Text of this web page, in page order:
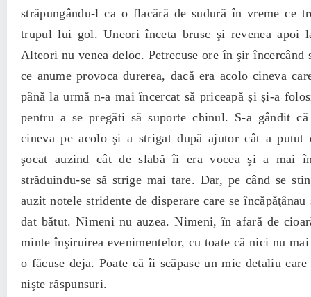
străpungându-l ca o flacără de sudură în vreme ce
trupul lui gol. Uneori înceta brusc şi revenea apoi
Alteori nu venea deloc. Petrecuse ore în şir încercând
ce anume provoca durerea, dacă era acolo cineva
până la urmă n-a mai încercat să priceapă şi şi-a
pentru a se pregăti să suporte chinul. S-a gândit
cineva pe acolo şi a strigat după ajutor cât a putut
şocat auzind cât de slabă îi era vocea şi a mai
străduindu-se să strige mai tare. Dar, pe când se
auzit notele stridente de disperare care se încăpăţânau
dat bătut. Nimeni nu auzea. Nimeni, în afară de
minte înşiruirea evenimentelor, cu toate că nici nu
o făcuse deja. Poate că îi scăpase un mic detaliu
nişte răspunsuri.